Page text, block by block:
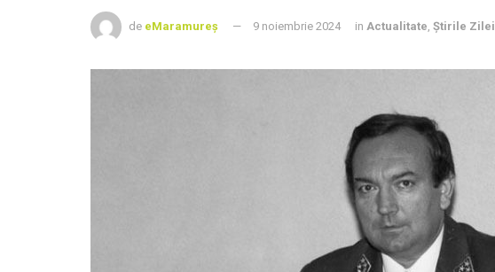
de eMaramureș 9 noiembrie 2024 in Actualitate, Știrile Zilei